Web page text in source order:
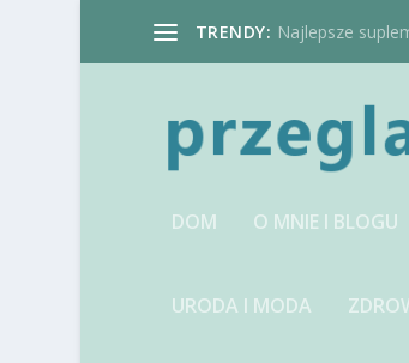
TRENDY: Najlepsze
DOM O MNIE I BLOGU
URODA I MODA